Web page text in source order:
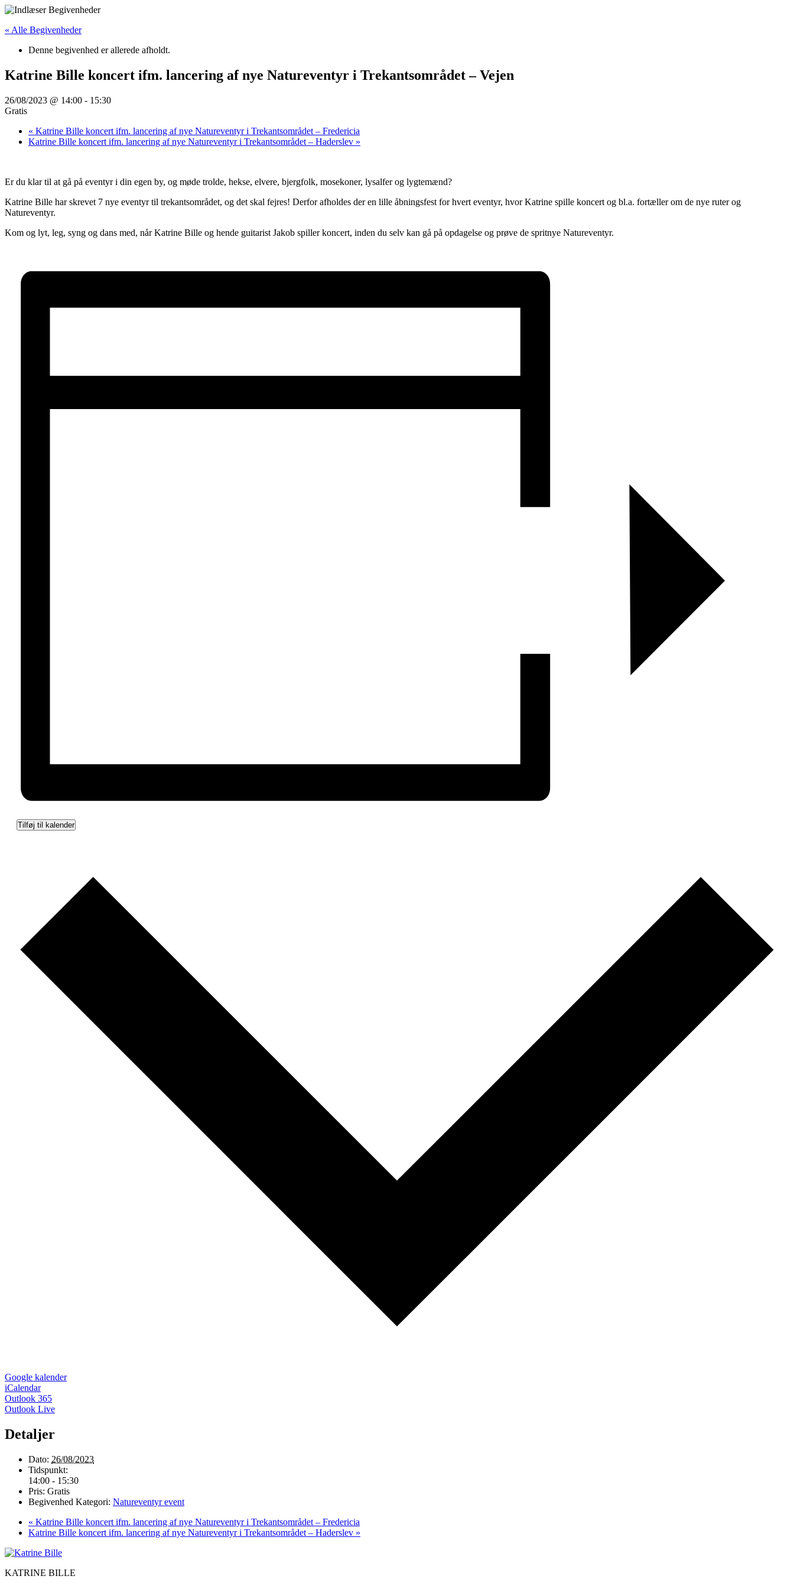
Videre
indhold
« Alle Begivenheder
Denne begivenhed er allerede afholdt.
Katrine Bille koncert ifm. lancering af nye Natureventyr i Trekantsområdet – Vejen
26/08/2023 @ 14:00 - 15:30
Gratis
« Katrine Bille koncert ifm. lancering af nye Natureventyr i Trekantsområdet – Fredericia
Katrine Bille koncert ifm. lancering af nye Natureventyr i Trekantsområdet – Haderslev »
Er du klar til at gå på eventyr i din egen by, og møde trolde, hekse, elvere, bjergfolk, mosekoner, lysalfer og lygtemænd?
Katrine Bille har skrevet 7 nye eventyr til trekantsområdet, og det skal fejres! Derfor afholdes der en lille åbningsfest for hvert eventyr, hvor Katrine spille koncert og bl.a. fortæller om de nye ruter og
Natureventyr.
Kom og lyt, leg, syng og dans med, når Katrine Bille og hende guitarist Jakob spiller koncert, inden du selv kan gå på opdagelse og prøve de spritnye Natureventyr.
Tilføj til kalender
Google kalender
iCalendar
Outlook 365
Outlook Live
Detaljer
Dato: 26/08/2023
Tidspunkt:
14:00 - 15:30
Pris: Gratis
Begivenhed Kategori: Natureventyr event
« Katrine Bille koncert ifm. lancering af nye Natureventyr i Trekantsområdet – Fredericia
Katrine Bille koncert ifm. lancering af nye Natureventyr i Trekantsområdet – Haderslev »
KATRINE BILLE